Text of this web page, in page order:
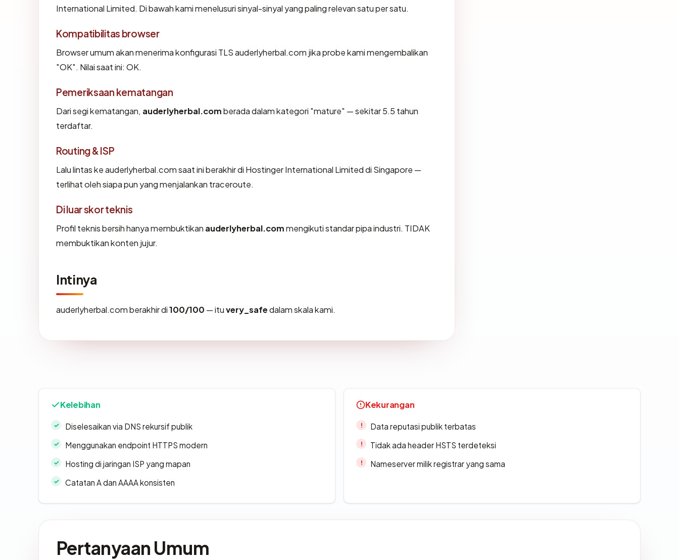
International Limited. Di bawah kami menelusuri sinyal-sinyal yang paling relevan satu per satu.
Kompatibilitas browser
Browser umum akan menerima konfigurasi TLS auderlyherbal.com jika probe kami mengembalikan
"OK". Nilai saat ini: OK.
Pemeriksaan kematangan
Dari segi kematangan, auderlyherbal.comberada dalam kategori "mature" — sekitar 5.5 tahun
terdaftar.
Routing & ISP
Lalu lintas ke auderlyherbal.com saat ini berakhir di Hostinger International Limited di Singapore —
terlihat oleh siapa pun yang menjalankan traceroute.
Di luar skor teknis
Profil teknis bersih hanya membuktikan auderlyherbal.commengikuti standar pipa industri. TIDAK
membuktikan konten jujur.
Intinya
auderlyherbal.com berakhir di100/100 — ituvery_safedalam skala kami.
Kelebihan
Diselesaikan via DNS rekursif publik
Menggunakan endpoint HTTPS modern
Hosting di jaringan ISP yang mapan
Catatan A dan AAAA konsisten
Kekurangan
Data reputasi publik terbatas
Tidak ada header HSTS terdeteksi
Nameserver milik registrar yang sama
Pertanyaan Umum